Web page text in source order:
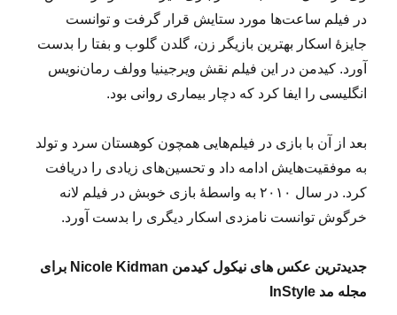
در فیلم ساعت‌ها مورد ستایش قرار گرفت و توانست
جایزهٔ اسکار بهترین بازیگر زن، گلدن گلوب و بفتا را بدست
آورد. کیدمن در این فیلم نقش ویرجینیا وولف رمان‌نویس
انگلیسی را ایفا کرد که دچار بیماری روانی بود.
بعد از آن با بازی در فیلم‌هایی همچون کوهستان سرد و تولد
به موفقیت‌هایش ادامه داد و تحسین‌های زیادی را دریافت
کرد. در سال ۲۰۱۰ به واسطهٔ بازی خوبش در فیلم لانه
خرگوش توانست نامزدی اسکار دیگری را بدست آورد.
جدیدترین عکس های نیکول کیدمن Nicole Kidman برای
مجله مد InStyle